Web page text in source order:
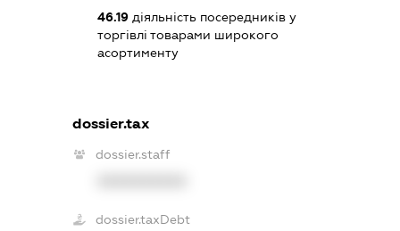
46.19 діяльність посередників у
торгівлі товарами широкого
асортименту
dossier.tax
dossier.staff
dossier.taxDebt